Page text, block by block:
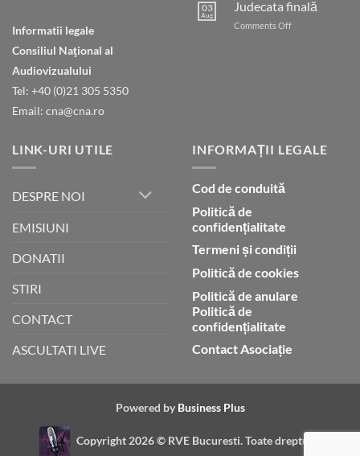
Informatii legale
Consiliul Naţional al
Audiovizualului
Tel: +40 (0)21 305 5350
Email: cna@cna.ro
Dumnezeu
prin
03
Aug
Judecata finală
Comments Offon
LINK-URI UTILE
DESPRE NOI
EMISIUNI
DONATII
STIRI
CONTACT
ASCULTATI LIVE
INFORMAȚII LEGALE
Cod de conduită
Politică de
confidențialitate
Termeni și condiții
Politică de cookies
Politică de anulare
Politică de
confidențialitate
Contact Asociație
Powered by Business Plus
Copyright 2026 © RVE Bucuresti. Toate drepturile